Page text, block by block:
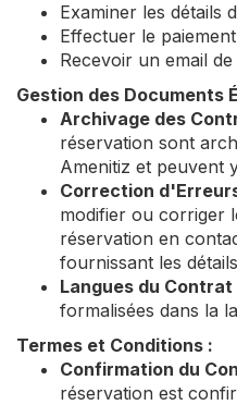
Examiner les détails
Effectuer le paiement
Recevoir un email
Gestion des Documents
Archivage des
réservation sont
Amenitiz et peuvent
Correction
modifier ou corriger
réservation en
fournissant les
Langues du Contrat
formalisées dans la
Termes et Conditions :
Confirmation du
réservation est